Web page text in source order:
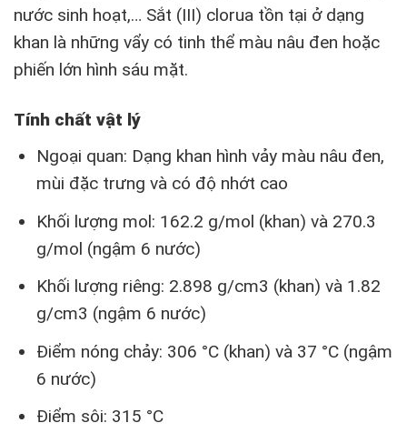
nước sinh hoạt,… Sắt (III) clorua tồn tại ở dạng
khan là những vẩy có tinh thể màu nâu đen hoặc
phiến lớn hình sáu mặt.
Tính chất vật lý
Ngoại quan: Dạng khan hình vảy màu nâu đen,
mùi đặc trưng và có độ nhớt cao
Khối lượng mol: 162.2 g/mol (khan) và 270.3
g/mol (ngậm 6 nước)
Khối lượng riêng: 2.898 g/cm3 (khan) và 1.82
g/cm3 (ngậm 6 nước)
Điểm nóng chảy: 306 °C (khan) và 37 °C (ngậm
6 nước)
Điểm sôi: 315 °C